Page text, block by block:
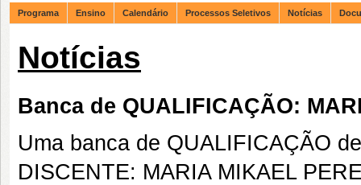
Programa Ensino Calendário Processos Seletivos Notícias
Notícias
Banca de QUALIFICAÇÃO:
Uma banca de QUALIFICAÇÃO
DISCENTE: MARIA MIKAEL